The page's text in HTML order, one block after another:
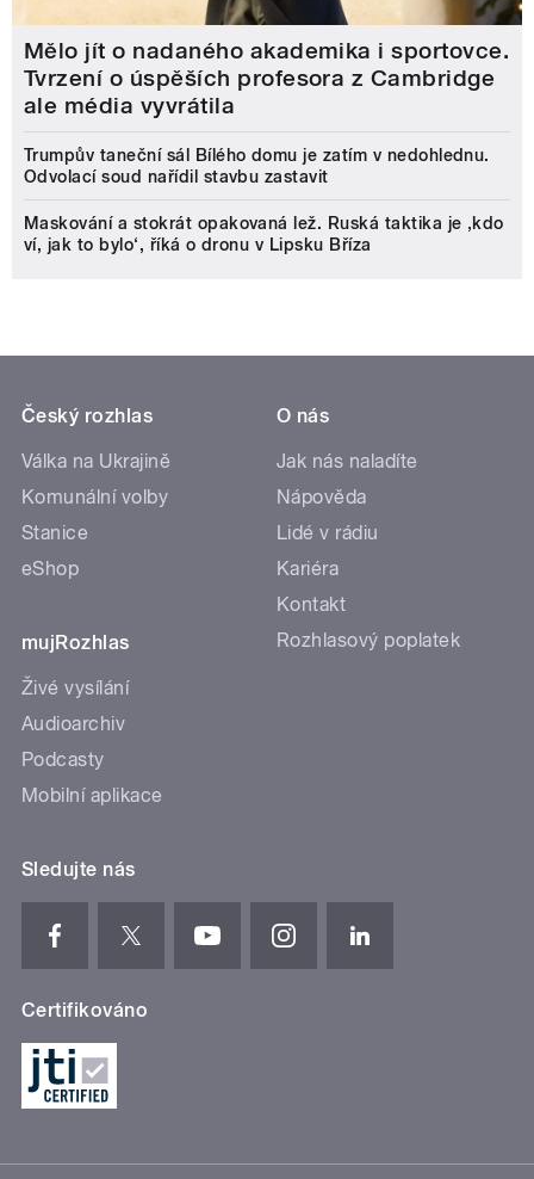
Mělo jít o nadaného akademika i sportovce.
Tvrzení o úspěších profesora z Cambridge
ale média vyvrátila
Trumpův taneční sál Bílého domu je zatím v nedohlednu.
Odvolací soud nařídil stavbu zastavit
Maskování a stokrát opakovaná lež. Ruská taktika je ‚kdo
ví, jak to bylo‘, říká o dronu v Lipsku Bříza
Český rozhlas
Válka na Ukrajině
Komunální volby
Stanice
eShop
mujRozhlas
Živé vysílání
Audioarchiv
Podcasty
Mobilní aplikace
O nás
Jak nás naladíte
Nápověda
Lidé v rádiu
Kariéra
Kontakt
Rozhlasový poplatek
Sledujte nás
Certifikováno